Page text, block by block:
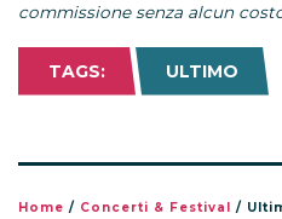
commissione senza alcun
TAGS: ULTIMO
Home / Concerti & Festival /